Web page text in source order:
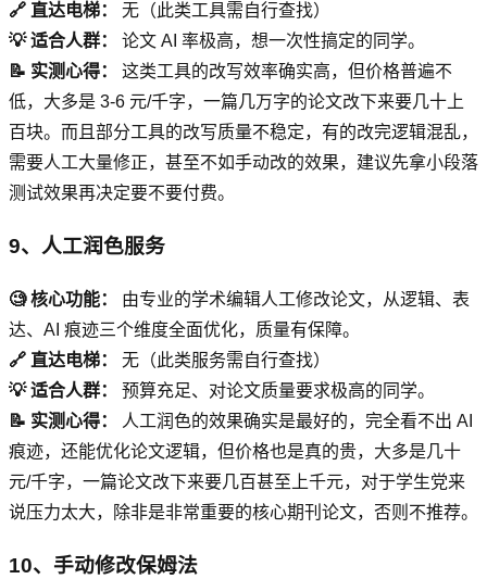
🔗 直达电梯：
无（此类工具需自行查找）
💡 适合人群：
论文 AI 率极高，想一次性搞定的同学。
📝 实测心得：
这类工具的改写效率确实高，但价格普遍不
低，大多是 3-6 元/千字，一篇几万字的论文改下来要几十上
百块。而且部分工具的改写质量不稳定，有的改完逻辑混乱，
需要人工大量修正，甚至不如手动改的效果，建议先拿小段落
测试效果再决定要不要付费。
9、人工润色服务
🧐 核心功能：
由专业的学术编辑人工修改论文，从逻辑、表
达、AI 痕迹三个维度全面优化，质量有保障。
🔗 直达电梯：
无（此类服务需自行查找）
💡 适合人群：
预算充足、对论文质量要求极高的同学。
📝 实测心得：
人工润色的效果确实是最好的，完全看不出 AI
痕迹，还能优化论文逻辑，但价格也是真的贵，大多是几十
元/千字，一篇论文改下来要几百甚至上千元，对于学生党来
说压力太大，除非是非常重要的核心期刊论文，否则不推荐。
10、手动修改保姆法